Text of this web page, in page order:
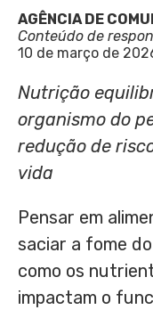
AGÊNCIA DE
Conteúdo de
10 de março de
Nutrição
organismo do
redução de
vida
Pensar em
saciar a fome
como os
impactam o